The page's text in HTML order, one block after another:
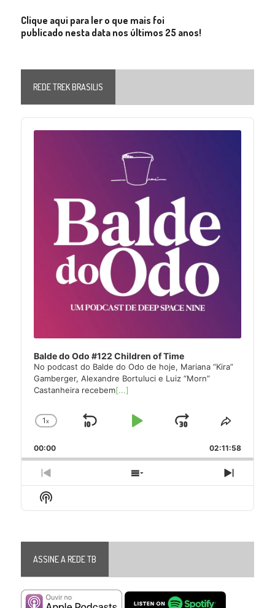
Clique aqui para ler o que mais foi
publicado nesta data nos últimos 25 anos!
REDE TREK BRASILIS
Audio
Player
Balde do Odo #122 Children of Time
No podcast do Balde do Odo de hoje, Mariana “Kira”
Gamberger, Alexandre Bortuluci e Luiz “Morn”
Castanheira recebem[...]
Change
Rate
1x
Skip
Play
Jump
Forward
Share
Episode
00:00 02:11:58
Previous
Episode
Show
Episodes
Next
Episode
Show
Podcast
ASSINE A REDE TB